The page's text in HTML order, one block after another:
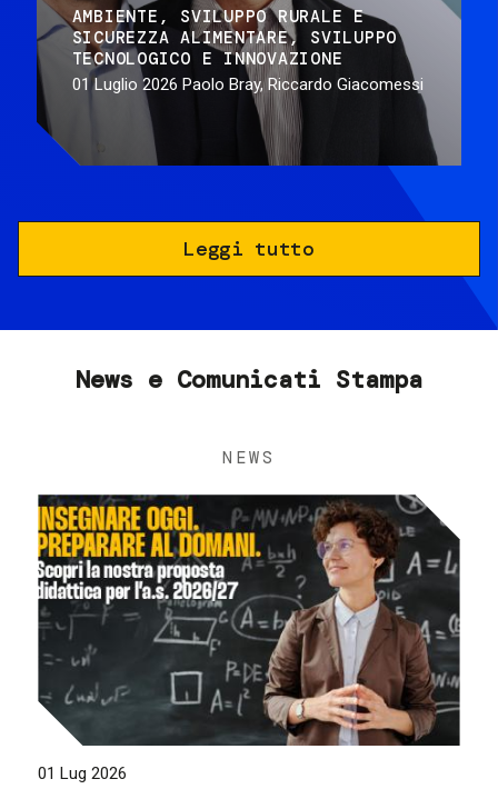
AMBIENTE
SVILUPPO RURALE E
SICUREZZA ALIMENTARE
SVILUPPO
TECNOLOGICO E INNOVAZIONE
01 Luglio 2026 Paolo Bray, Riccardo Giacomessi
Leggi tutto
News e Comunicati Stampa
NEWS
01 Lug 2026